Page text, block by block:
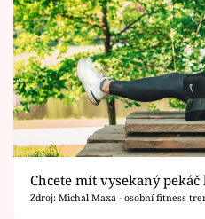
Chcete mít vysekaný pekáč
Zdroj: Michal Maxa - osobní fitness